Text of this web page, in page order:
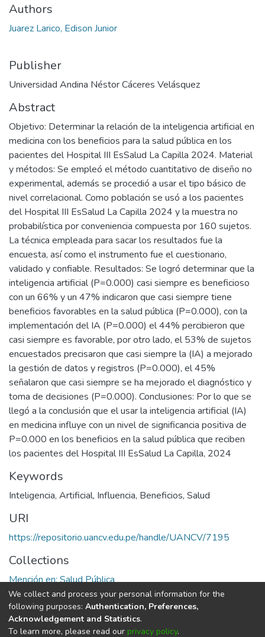
Authors
Juarez Larico, Edison Junior
Publisher
Universidad Andina Néstor Cáceres Velásquez
Abstract
Objetivo: Determinar la relación de la inteligencia artificial en
medicina con los beneficios para la salud pública en los
pacientes del Hospital III EsSalud La Capilla 2024. Material
y métodos: Se empleó el método cuantitativo de diseño no
experimental, además se procedió a usar el tipo básico de
nivel correlacional. Como población se usó a los pacientes
del Hospital III EsSalud La Capilla 2024 y la muestra no
probabilística por conveniencia compuesta por 160 sujetos.
La técnica empleada para sacar los resultados fue la
encuesta, así como el instrumento fue el cuestionario,
validado y confiable. Resultados: Se logró determinar que la
inteligencia artificial (P=0.000) casi siempre es beneficioso
con un 66% y un 47% indicaron que casi siempre tiene
beneficios favorables en la salud pública (P=0.000), con la
implementación del IA (P=0.000) el 44% percibieron que
casi siempre es favorable, por otro lado, el 53% de sujetos
encuestados precisaron que casi siempre la (IA) a mejorado
la gestión de datos y registros (P=0.000), el 45%
señalaron que casi siempre se ha mejorado el diagnóstico y
toma de decisiones (P=0.000). Conclusiones: Por lo que se
llegó a la conclusión que el usar la inteligencia artificial (IA)
en medicina influye con un nivel de significancia positiva de
P=0.000 en los beneficios en la salud pública que reciben
los pacientes del Hospital III EsSalud La Capilla, 2024
Keywords
Inteligencia, Artificial, Influencia, Beneficios, Salud
URI
https://repositorio.uancv.edu.pe/handle/UANCV/7195
Collections
Mención en: Salud Pública
Full item page
We collect and process your personal information for the
following purposes: Authentication, Preferences,
Acknowledgement and Statistics.
To learn more, please read our privacy policy.